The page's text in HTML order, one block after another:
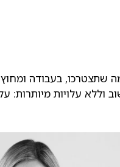
שתצטרכו, בעבודה
עלויות מיותרות: